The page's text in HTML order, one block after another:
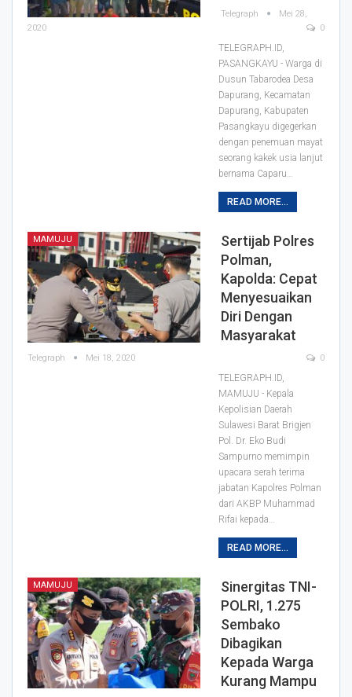
Telegraph
Mei 28,
2020
0
TELEGRAPH.ID,
PASANGKAYU - Warga di
Dusun Tabarodea Desa
Dapurang, Kecamatan
Dapurang, Kabupaten
Pasangkayu digegerkan
dengan penemuan mayat
seorang kakek usia lanjut
bernama Caparu…
READ MORE...
MAMUJU
Sertijab Polres
Polman,
Kapolda: Cepat
Menyesuaikan
Diri Dengan
Masyarakat
Telegraph Mei 18, 2020 0
TELEGRAPH.ID,
MAMUJU - Kepala
Kepolisian Daerah
Sulawesi Barat Brigjen
Pol. Dr. Eko Budi
Sampurno memimpin
upacara serah terima
jabatan Kapolres Polman
dari AKBP Muhammad
Rifai kepada…
READ MORE...
MAMUJU
Sinergitas TNI-
POLRI, 1.275
Sembako
Dibagikan
Kepada Warga
Kurang Mampu